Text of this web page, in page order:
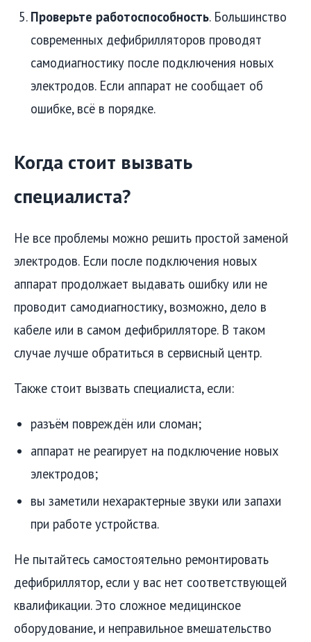
Проверьте работоспособность. Большинство
современных дефибрилляторов проводят
самодиагностику после подключения новых
электродов. Если аппарат не сообщает об
ошибке, всё в порядке.
Когда стоит вызвать
специалиста?
Не все проблемы можно решить простой заменой
электродов. Если после подключения новых
аппарат продолжает выдавать ошибку или не
проводит самодиагностику, возможно, дело в
кабеле или в самом дефибрилляторе. В таком
случае лучше обратиться в сервисный центр.
Также стоит вызвать специалиста, если:
разъём повреждён или сломан;
аппарат не реагирует на подключение новых
электродов;
вы заметили нехарактерные звуки или запахи
при работе устройства.
Не пытайтесь самостоятельно ремонтировать
дефибриллятор, если у вас нет соответствующей
квалификации. Это сложное медицинское
оборудование, и неправильное вмешательство